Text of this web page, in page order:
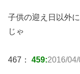
子供の迎え日以外
じゃ
467： 459:2016/